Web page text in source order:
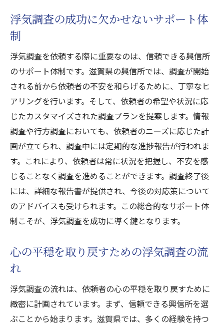
浮気調査の成功に欠かせないサポート体
制
浮気調査を依頼する際に重要なのは、信頼できる興信所
のサポート体制です。滋賀県の興信所では、調査が開始
される前から依頼者の不安を和らげるために、丁寧なヒ
アリングを行います。そして、依頼者の希望や状況に応
じたカスタマイズされた調査プランを提案します。情報
調査や行方調査においても、依頼者のニーズに応じた計
画が立てられ、調査中には定期的な進捗報告が行われま
す。これにより、依頼者は常に状況を把握し、不安を感
じることなく調査を進めることができます。調査終了後
には、詳細な報告書が提供され、今後の対応策について
のアドバイスも受けられます。この総合的なサポート体
制こそが、浮気調査を成功に導く鍵となります。
心の平穏を取り戻すための浮気調査の流
れ
浮気調査の流れは、依頼者の心の平穏を取り戻すために
緻密に計画されています。まず、信頼できる興信所を選
ぶことから始まります。滋賀県では、多くの経験を持つ